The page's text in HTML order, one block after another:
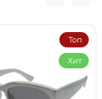
Топ
Хит